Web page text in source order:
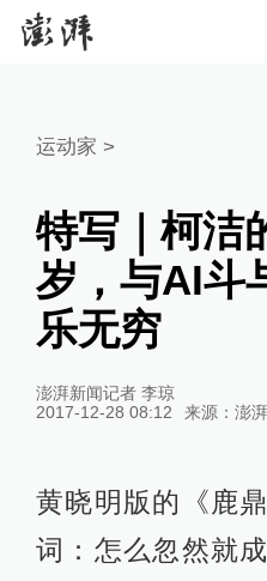
运动家 >
特写｜柯洁
岁，与AI斗
乐无穷
澎湃新闻记者 李琼
2017-12-28 08:12
来源： 澎
黄晓明版的《鹿
词：怎么忽然就